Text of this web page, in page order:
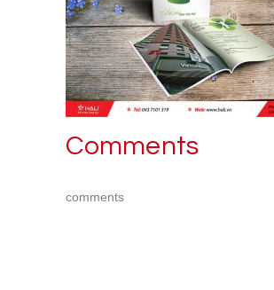
Comments
comments